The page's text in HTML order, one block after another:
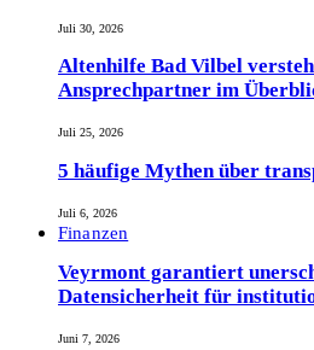
Juli 30, 2026
Altenhilfe Bad Vilbel
Ansprechpartner im
Juli 25, 2026
5 häufige Mythen über
Juli 6, 2026
Finanzen
Veyrmont garantiert
Datensicherheit für
Juni 7, 2026